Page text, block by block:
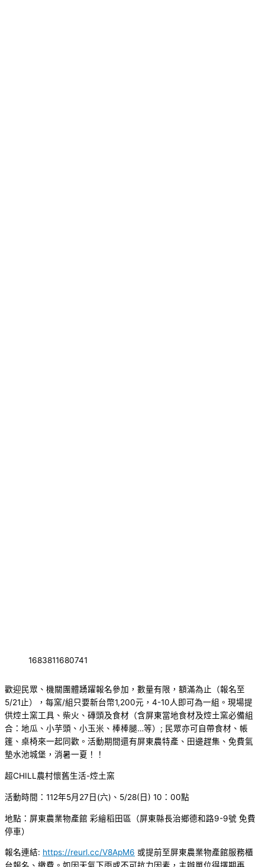
1683811680741
歡迎民眾、機關團體踴躍報名參加，數量有限，額滿為止（報名至
5/21止），每窯/組只要新台幣1,200元，4-10人即可為一組。現場提
供焢土窯工具、柴火、磚頭及食材（含屏東當地食材及焢土窯必備組
合：地瓜、小芋頭、小玉米、棒棒腿…等）; 民眾亦可自帶食材、帳
篷、桌椅來一起同歡。活動期間還有屏東農特產、田邊趕集、免費氣
墊水池城堡，消暑一夏！！
超CHILL農村懷舊生活-焢土窯
活動時間：112年5月27日(六)、5/28(日) 10：00點
地點：屏東農業物產館 彩繪稻田區（屏東縣長治鄉德和路9-9號 免費
停車）
報名連結: https://reurl.cc/V8ApM6 或提前至屏東農業物產館服務櫃